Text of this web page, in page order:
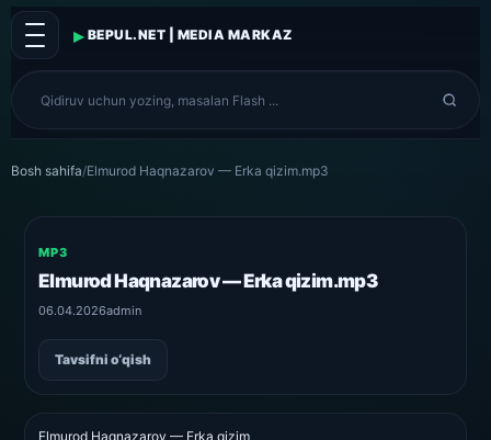
▸ BEPUL.NET | MEDIA MARKAZ
Bosh sahifa/Elmurod Haqnazarov — Erka qizim.mp3
MP3
Elmurod Haqnazarov — Erka qizim.mp3
06.04.2026admin
Tavsifni o‘qish
Elmurod Haqnazarov — Erka qizim